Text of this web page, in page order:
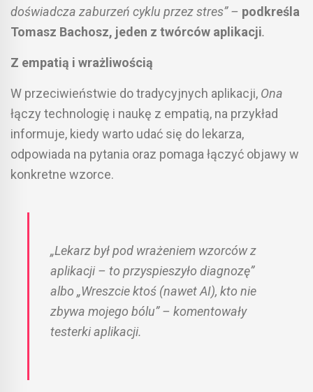
doświadcza zaburzeń cyklu przez stres” – podkreśla
Tomasz Bachosz, jeden z twórców aplikacji.
Z empatią i wrażliwością
W przeciwieństwie do tradycyjnych aplikacji, Ona
łączy technologię i naukę z empatią, na przykład
informuje, kiedy warto udać się do lekarza,
odpowiada na pytania oraz pomaga łączyć objawy w
konkretne wzorce.
„Lekarz był pod wrażeniem wzorców z
aplikacji – to przyspieszyło diagnozę”
albo „Wreszcie ktoś (nawet AI), kto nie
zbywa mojego bólu”– komentowały
testerki aplikacji.